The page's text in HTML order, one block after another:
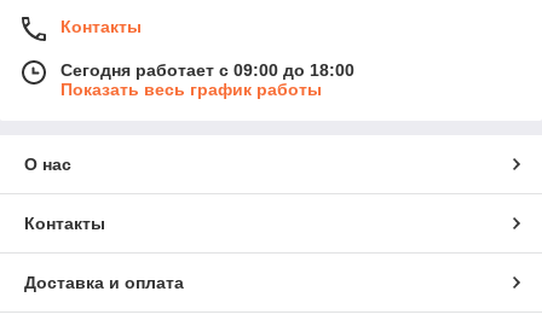
Контакты
Сегодня работает с 09:00 до 18:00
Показать весь график работы
О нас
Контакты
Доставка и оплата